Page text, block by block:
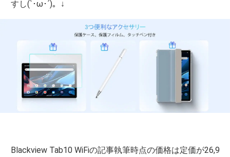
すし(`･ω･´)。↓
Blackview Tab10 WiFiの記事執筆時点の価格は定価が26,9